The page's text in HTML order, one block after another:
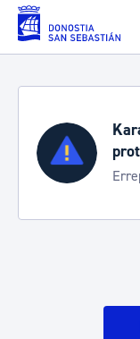
Eduki nagusira joan